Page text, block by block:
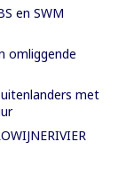
en SWM
omliggende
met